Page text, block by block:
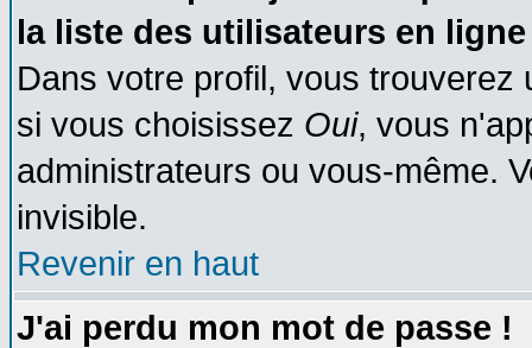
la liste des utilisateurs en
Dans votre profil, vous trouverez
si vous choisissez Oui, vous
administrateurs ou vous-même.
invisible.
Revenir en haut
J'ai perdu mon mot de passe !